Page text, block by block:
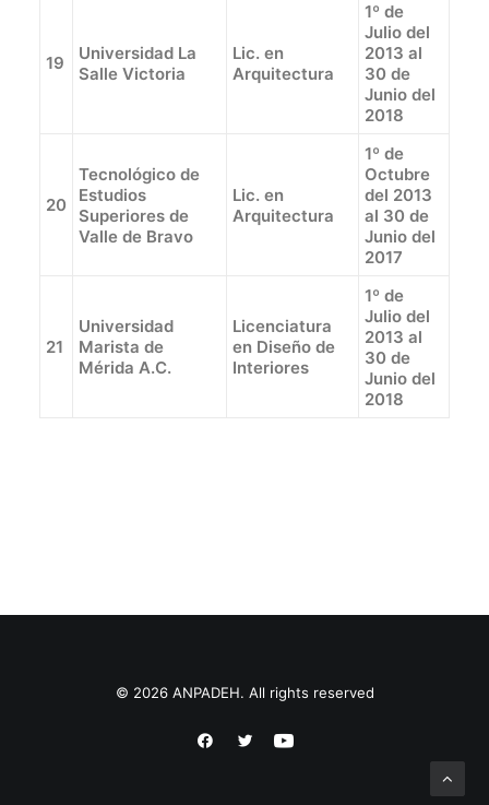
19
Universidad La
Salle Victoria
Lic. en
Arquitectura
1º de
Julio del
2013 al
30 de
Junio del
2018
20
Tecnológico de
Estudios
Superiores de
Valle de Bravo
Lic. en
Arquitectura
1º de
Octubre
del 2013
al 30 de
Junio del
2017
21
Universidad
Marista de
Mérida A.C.
Licenciatura
en Diseño de
Interiores
1º de
Julio del
2013 al
30 de
Junio del
2018
© 2026 ANPADEH. All rights reserved